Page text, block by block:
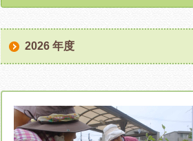
2026 年度